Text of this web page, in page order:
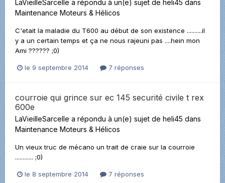
LaVieilleSarcelle a répondu à un(e) sujet de heli45 dans
Maintenance Moteurs & Hélicos
C'etait la maladie du T600 au début de son existence ..........il
y a un certain temps et ça ne nous rajeuni pas ....hein mon
Ami ?????? ;0)
le 9 septembre 2014 7 réponses
courroie qui grince sur ec 145 securité civile t rex
600e
LaVieilleSarcelle a répondu à un(e) sujet de heli45 dans
Maintenance Moteurs & Hélicos
Un vieux truc de mécano un trait de craie sur la courroie
............ ;0)
le 8 septembre 2014 7 réponses